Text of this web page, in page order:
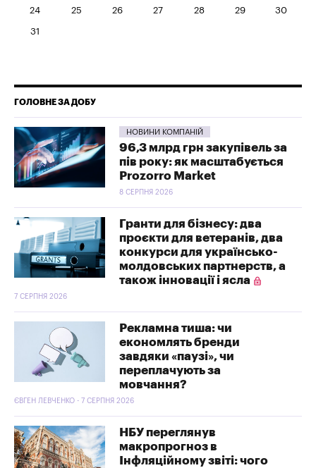
24 25 26 27 28 29 30
31
ГОЛОВНЕ ЗА ДОБУ
НОВИНИ КОМПАНІЙ
96,3 млрд грн закупівель за
пів року: як масштабується
Prozorro Market
8 СЕРПНЯ 2026
Гранти для бізнесу: два
проєкти для ветеранів, два
конкурси для українсько-
молдовських партнерств, а
також інновації і ясла
7 СЕРПНЯ 2026
Рекламна тиша: чи
економлять бренди
завдяки «паузі», чи
переплачують за
мовчання?
ЄВГЕН ЛЕВЧЕНКО - 7 СЕРПНЯ 2026
НБУ переглянув
макропрогноз в
Інфляційному звіті: чого